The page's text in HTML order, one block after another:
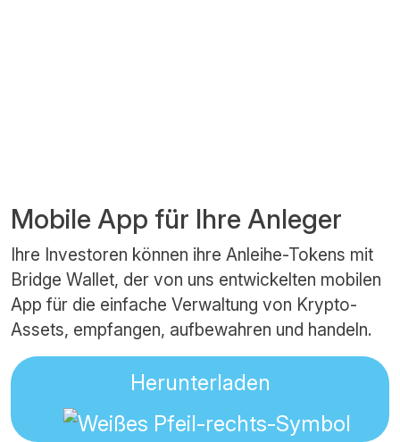
Mobile App für Ihre Anleger
Ihre Investoren können ihre Anleihe-Tokens mit
Bridge Wallet, der von uns entwickelten mobilen
App für die einfache Verwaltung von Krypto-
Assets, empfangen, aufbewahren und handeln.
Herunterladen